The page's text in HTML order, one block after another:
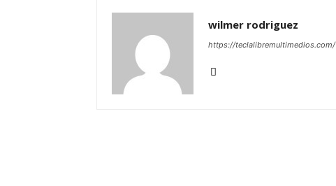
wilmer rodriguez
https://teclalibremultimedios.com/